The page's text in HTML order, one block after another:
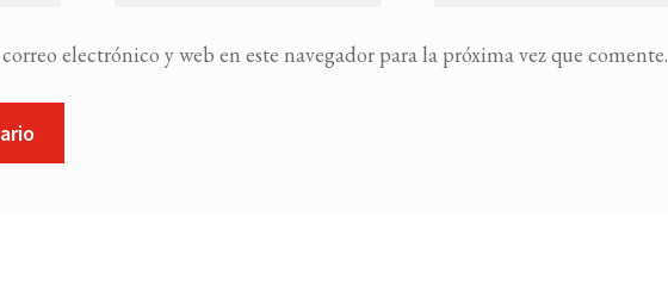
electrónico y web en este navegador para la próxima vez que comente.